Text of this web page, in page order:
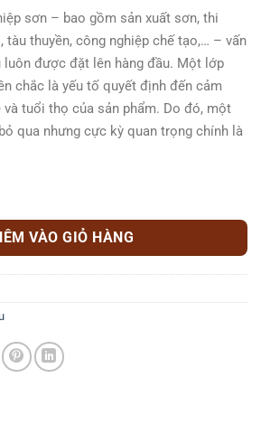
sơn – bao gồm sản xuất sơn, thi
tàu thuyền, công nghiệp chế tạo,… – vấn
được đặt lên hàng đầu. Một lớp
chắc là yếu tố quyết định đến cảm
và tuổi thọ của sản phẩm. Do đó, một
qua nhưng cực kỳ quan trọng chính là
VÀO GIỎ HÀNG